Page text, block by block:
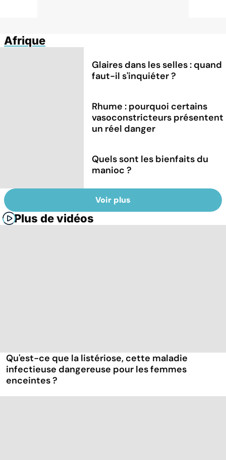
Afrique
Glaires dans les selles : quand
faut-il s'inquiéter ?
Rhume : pourquoi certains
vasoconstricteurs présentent
un réel danger
Quels sont les bienfaits du
manioc ?
Voir plus
Plus de vidéos
Qu'est-ce que la listériose, cette maladie
infectieuse dangereuse pour les femmes
enceintes ?